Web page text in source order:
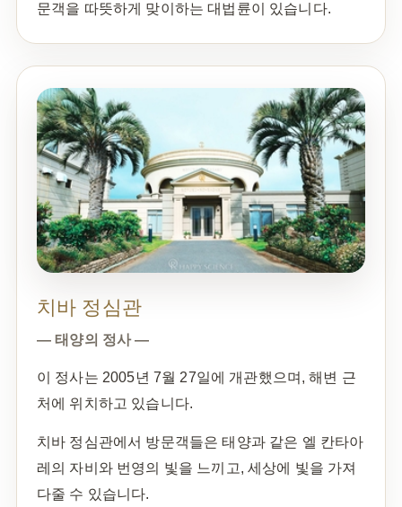
문객을 따뜻하게 맞이하는 대법륜이 있습니다.
치바 정심관
— 태양의 정사 —
이 정사는 2005년 7월 27일에 개관했으며, 해변 근
처에 위치하고 있습니다.
치바 정심관에서 방문객들은 태양과 같은 엘 칸타아
레의 자비와 번영의 빛을 느끼고, 세상에 빛을 가져
다줄 수 있습니다.